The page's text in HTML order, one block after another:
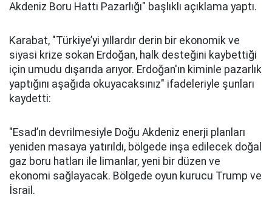
Akdeniz Boru Hattı Pazarlığı" başlıklı açıklama yaptı.
Karabat, "Türkiye’yi yıllardır derin bir ekonomik ve
siyasi krize sokan Erdoğan, halk desteğini kaybettiği
için umudu dışarıda arıyor. Erdoğan'ın kiminle pazarlık
yaptığını aşağıda okuyacaksınız" ifadeleriyle şunları
kaydetti:
"Esad’ın devrilmesiyle Doğu Akdeniz enerji planları
yeniden masaya yatırıldı, bölgede inşa edilecek doğal
gaz boru hatları ile limanlar, yeni bir düzen ve
ekonomi sağlayacak. Bölgede oyun kurucu Trump ve
İsrail.